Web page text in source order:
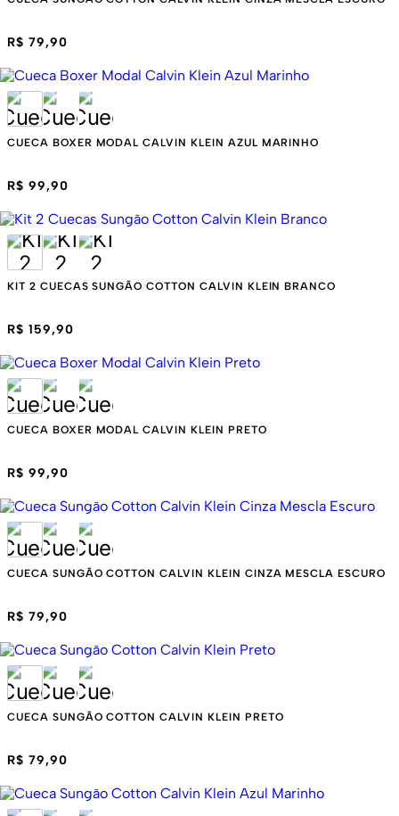
R$ 79,90
CUECA BOXER MODAL CALVIN KLEIN AZUL MARINHO
R$ 99,90
KIT 2 CUECAS SUNGÃO COTTON CALVIN KLEIN BRANCO
R$ 159,90
CUECA BOXER MODAL CALVIN KLEIN PRETO
R$ 99,90
CUECA SUNGÃO COTTON CALVIN KLEIN CINZA MESCLA ESCURO
R$ 79,90
CUECA SUNGÃO COTTON CALVIN KLEIN PRETO
R$ 79,90